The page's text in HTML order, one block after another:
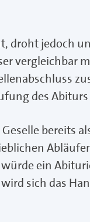
droht jedoch
vergleichbar
des
bereits
ein
sich das